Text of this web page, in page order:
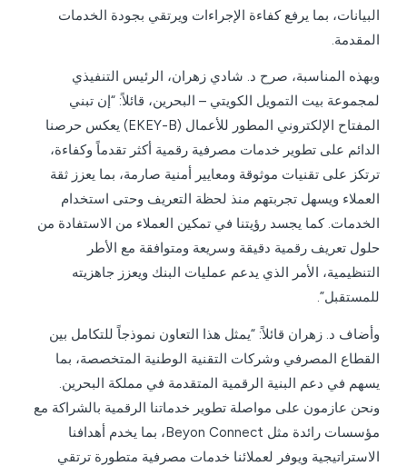
البيانات، بما يرفع كفاءة الإجراءات ويرتقي بجودة الخدمات
المقدمة.
وبهذه المناسبة، صرح د. شادي زهران، الرئيس التنفيذي
لمجموعة بيت التمويل الكويتي – البحرين، قائلاً: “إن تبني
المفتاح الإلكتروني المطور للأعمال (EKEY-B) يعكس حرصنا
الدائم على تطوير خدمات مصرفية رقمية أكثر تقدماً وكفاءة،
ترتكز على تقنيات موثوقة ومعايير أمنية صارمة، بما يعزز ثقة
العملاء ويسهل تجربتهم منذ لحظة التعريف وحتى استخدام
الخدمات. كما يجسد رؤيتنا في تمكين العملاء من الاستفادة من
حلول تعريف رقمية دقيقة وسريعة ومتوافقة مع الأطر
التنظيمية، الأمر الذي يدعم عمليات البنك ويعزز جاهزيته
للمستقبل”.
وأضاف د. زهران قائلاً: “يمثل هذا التعاون نموذجاً للتكامل بين
القطاع المصرفي وشركات التقنية الوطنية المتخصصة، بما
يسهم في دعم البنية الرقمية المتقدمة في مملكة البحرين.
ونحن عازمون على مواصلة تطوير خدماتنا الرقمية بالشراكة مع
مؤسسات رائدة مثل Beyon Connect، بما يخدم أهدافنا
الاستراتيجية ويوفر لعملائنا خدمات مصرفية متطورة ترتقي